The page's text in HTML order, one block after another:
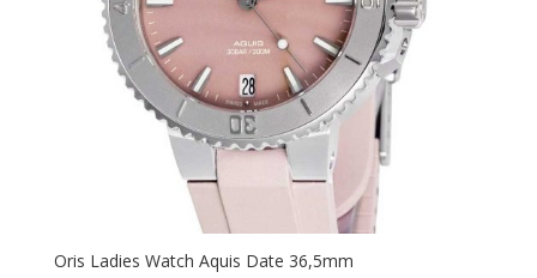
Oris Ladies Watch Aquis Date 36,5mm